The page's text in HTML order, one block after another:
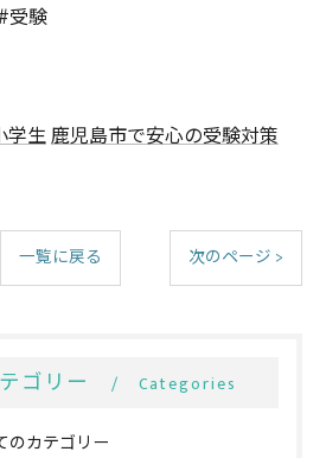
受験
学生鹿児島市で安心の受験対策
一覧に戻る 次のページ >
ゴリー Categories
のカテゴリー